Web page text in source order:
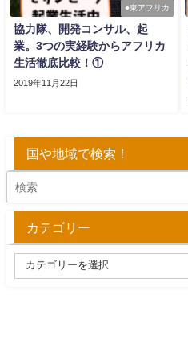
●東アフリカ
協力隊、開発コンサル、起
業。3つの実経験からアフリカ
生活徹底比較！①
2019年11月22日
国や地域で検索！
カテゴリー